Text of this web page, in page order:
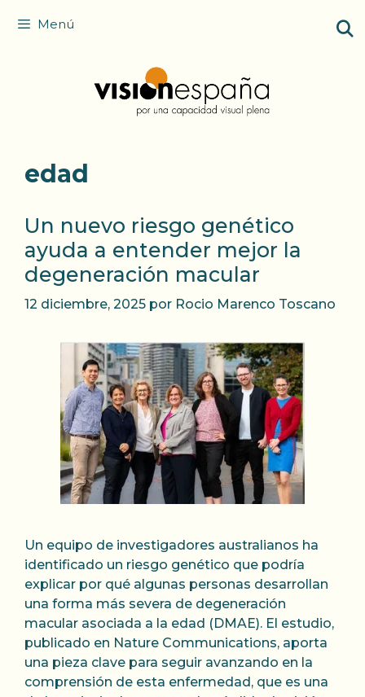
Menú
edad
Un nuevo riesgo genético
ayuda a entender mejor la
degeneración macular
12 diciembre, 2025 por Rocio Marenco Toscano
Un equipo de investigadores australianos ha
identificado un riesgo genético que podría
explicar por qué algunas personas desarrollan
una forma más severa de degeneración
macular asociada a la edad (DMAE). El estudio,
publicado en Nature Communications, aporta
una pieza clave para seguir avanzando en la
comprensión de esta enfermedad, que es una